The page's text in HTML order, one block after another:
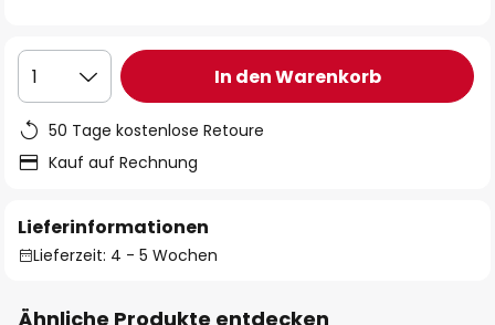
1 In den Warenkorb
50 Tage kostenlose Retoure
Kauf auf Rechnung
Lieferinformationen
Lieferzeit: 4 - 5 Wochen
Ähnliche Produkte entdecken